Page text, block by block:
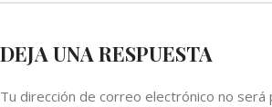
DEJA UNA RESPUESTA
Tu dirección de correo electrónico no será